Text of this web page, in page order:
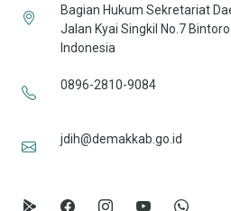
Bagian Hukum Sekretariat
Jalan Kyai Singkil No.7
Indonesia
0896-2810-9084
jdih@demakkab.go.id